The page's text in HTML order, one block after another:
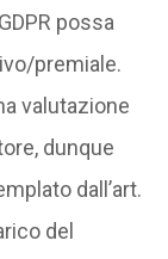
possa
premiale.
valutazione
dunque
dall’art.
del